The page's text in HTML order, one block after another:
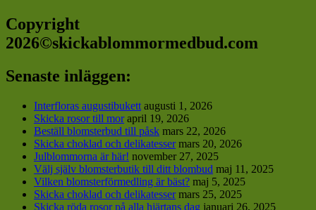
Copyright
2026©skickablommormedbud.com
Senaste inläggen:
Interfloras augustibukett augusti 1, 2026
Skicka rosor till mor april 19, 2026
Beställ blomsterbud till påsk mars 22, 2026
Skicka choklad och delikatesser mars 20, 2026
Julblommorna är här! november 27, 2025
Välj själv blomsterbutik till ditt blombud maj 11, 2025
Vilken blomsterförmedling är bäst? maj 5, 2025
Skicka choklad och delikatesser mars 25, 2025
Skicka röda rosor på alla hjärtans dag januari 26, 2025